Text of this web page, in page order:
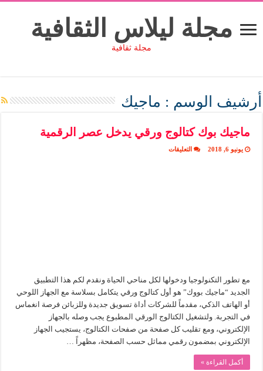
مجلة ليلاس الثقافية
مجلة ثقافية
أرشيف الوسم : ماجيك
ماجيك بوك كتالوج ورقي يدخل عصر الرقمية
يونيو 6, 2018 التعليقاتعلى
مع تطور التكنولوجيا ودخولها لكل مناحي الحياة ونقدم لكم هذا التطبيق
الجديد “ماجيك بووك” هو أول كتالوج ورقي يتكامل بسلاسة مع الجهاز اللوحي
أو الهاتف الذكي، مقدماً للشركات أداة تسويق جديدة وللزبائن فرصة انغماس
في التجربة. ولتشغيل الكتالوج الورقي المطبوع يجب وصله بالجهاز
الإلكتروني، ومع تقليب كل صفحة من صفحات الكتالوج، يستجيب الجهاز
الإلكتروني بمضمون رقمي مماثل حسب الصفحة، مظهراً …
أكمل القراءة »